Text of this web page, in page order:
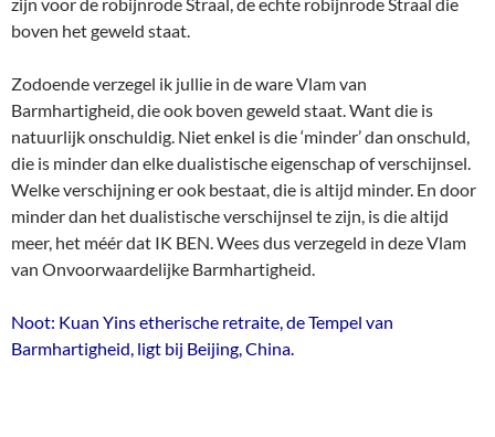
boven het geweld staat.
Zodoende verzegel ik jullie in de ware Vlam van
Barmhartigheid, die ook boven geweld staat. Want die is
natuurlijk onschuldig. Niet enkel is die ‘minder’ dan onschuld,
die is minder dan elke dualistische eigenschap of verschijnsel.
Welke verschijning er ook bestaat, die is altijd minder. En door
minder dan het dualistische verschijnsel te zijn, is die altijd
meer, het méér dat IK BEN. Wees dus verzegeld in deze Vlam
van Onvoorwaardelijke Barmhartigheid.
Noot: Kuan Yins etherische retraite, de Tempel van
Barmhartigheid, ligt bij Beijing, China.